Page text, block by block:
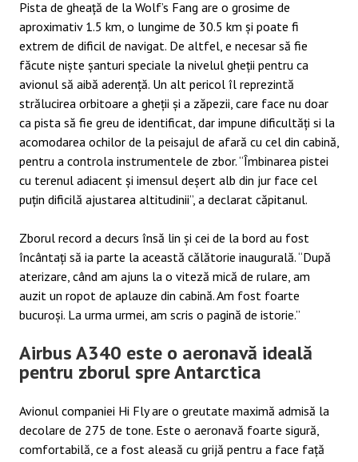
Pista de gheață de la Wolf’s Fang are o grosime de
aproximativ 1.5 km, o lungime de 30.5 km și poate fi
extrem de dificil de navigat. De altfel, e necesar să fie
făcute niște șanturi speciale la nivelul gheții pentru ca
avionul să aibă aderență. Un alt pericol îl reprezintă
strălucirea orbitoare a gheții și a zăpezii, care face nu doar
ca pista să fie greu de identificat, dar impune dificultăți si la
acomodarea ochilor de la peisajul de afară cu cel din cabină,
pentru a controla instrumentele de zbor. “Îmbinarea pistei
cu terenul adiacent și imensul deșert alb din jur face cel
puțin dificilă ajustarea altitudinii”, a declarat căpitanul.
Zborul record a decurs însă lin și cei de la bord au fost
încântați să ia parte la această călătorie inaugurală. “După
aterizare, când am ajuns la o viteză mică de rulare, am
auzit un ropot de aplauze din cabină. Am fost foarte
bucuroși. La urma urmei, am scris o pagină de istorie.”
Airbus A340 este o aeronavă ideală
pentru zborul spre Antarctica
Avionul companiei Hi Fly are o greutate maximă admisă la
decolare de 275 de tone. Este o aeronavă foarte sigură,
comfortabilă, ce a fost aleasă cu grijă pentru a face față